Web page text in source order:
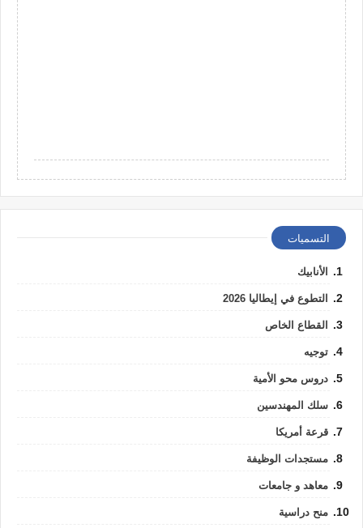
التسميات
الأنابيك
التطوع في إيطاليا 2026
القطاع الخاص
توجيه
دروس محو الأمية
سلك المهندسين
قرعة أمريكا
مستجدات الوظيفة
معاهد و جامعات
منح دراسية